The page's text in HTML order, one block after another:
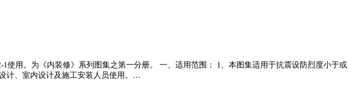
使用。为《内装修》系列图集之第一分册。 一、适用范围： 1、本图集适用于抗震设防烈度小于或
计、室内设计及施工安装人员使用。…